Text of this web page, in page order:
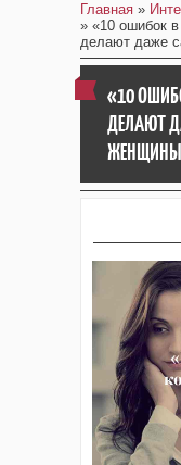
Главная »
» «10 ошибок
делают даже
«10
ДЕЛАЮТ